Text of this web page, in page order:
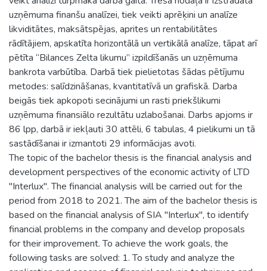
uzņēmuma finanšu analīzei, tiek veikti aprēķini un analīze
likviditātes, maksātspējas, aprites un rentabilitātes
rādītājiem, apskatīta horizontālā un vertikālā analīze, tāpat arī
pētīta “Bilances Zelta likumu” izpildīšanās un uzņēmuma
bankrota varbūtība. Darbā tiek pielietotas šādas pētījumu
metodes: salīdzināšanas, kvantitatīvā un grafiskā. Darba
beigās tiek apkopoti secinājumi un rasti priekšlikumi
uzņēmuma finansiālo rezultātu uzlabošanai. Darbs apjoms ir
86 lpp, darbā ir iekļauti 30 attēli, 6 tabulas, 4 pielikumi un tā
sastādīšanai ir izmantoti 29 informācijas avoti.
The topic of the bachelor thesis is the financial analysis and
development perspectives of the economic activity of LTD
"Interlux". The financial analysis will be carried out for the
period from 2018 to 2021. The aim of the bachelor thesis is
based on the financial analysis of SIA "Interlux", to identify
financial problems in the company and develop proposals
for their improvement. To achieve the work goals, the
following tasks are solved: 1. To study and analyze the